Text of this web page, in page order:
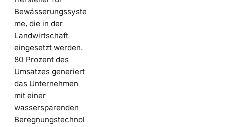
Bewässerungssyste
me, die in der
Landwirtschaft
eingesetzt werden.
80 Prozent des
Umsatzes generiert
das Unternehmen
mit einer
wassersparenden
Beregnungstechnol